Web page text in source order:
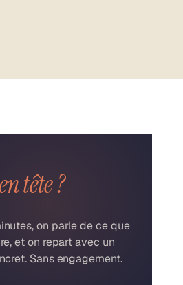
tête ?
on parle de ce que
et on repart avec un
Sans engagement.